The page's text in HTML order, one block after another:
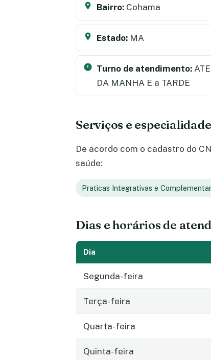
Bairro: Cohama
Estado: MA
Turno de atendimento:
DA MANHA E a TARDE
Serviços e
De acordo com o cadastro do
saúde:
Praticas Integrativas e
Dias e horários de
Dia
Segunda-feira
Terça-feira
Quarta-feira
Quinta-feira